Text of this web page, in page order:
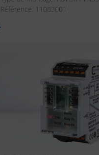
Référence: 11083001